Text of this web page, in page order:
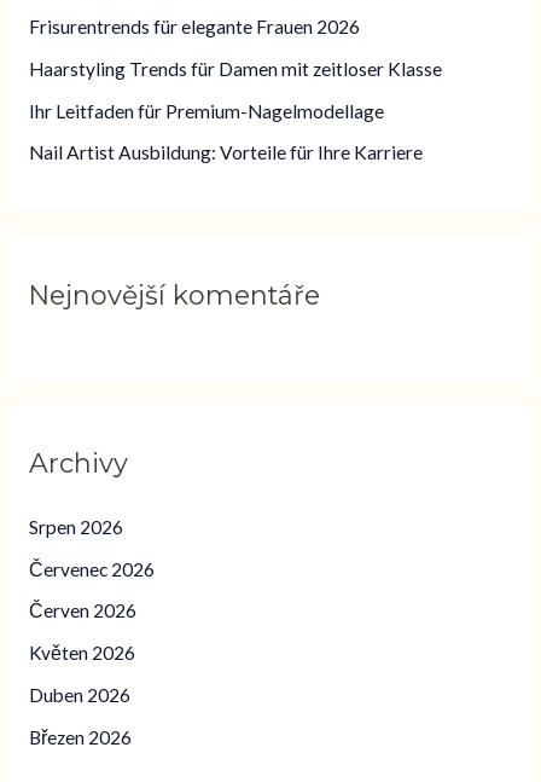
t
p
r
o
Frisurentrends für elegante Frauen 2026
Haarstyling Trends für Damen mit zeitloser Klasse
Ihr Leitfaden für Premium-Nagelmodellage
Nail Artist Ausbildung: Vorteile für Ihre Karriere
Nejnovější komentáře
Archivy
Srpen 2026
Červenec 2026
Červen 2026
Květen 2026
Duben 2026
Březen 2026